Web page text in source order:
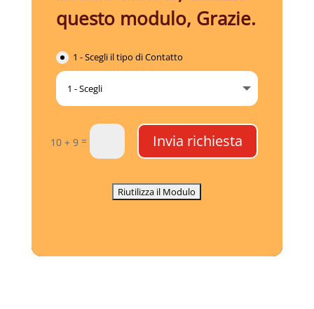
questo modulo, Grazie.
1 - Scegli il tipo di Contatto
10 + 9 = Invia richiesta